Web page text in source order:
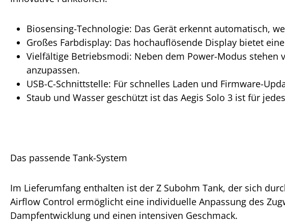
Biosensing-Technologie: Das Gerät erkennt automatisch,
Großes Farbdisplay: Das hochauflösende Display bietet
Vielfältige Betriebsmodi: Neben dem Power-Modus
anzupassen.
USB-C-Schnittstelle: Für schnelles Laden und Firmware-
Staub und Wasser geschützt ist das Aegis Solo 3 ist für
Das passende Tank-System
Im Lieferumfang enthalten ist der Z Subohm Tank, der sich
Airflow Control ermöglicht eine individuelle Anpassung des
Dampfentwicklung und einen intensiven Geschmack.